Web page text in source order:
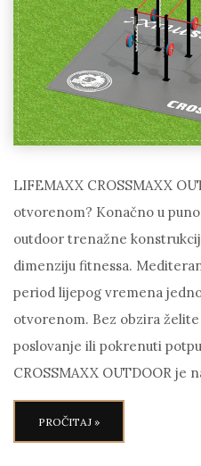
LIFEMAXX CROSSMAXX
otvorenom? Konačno u
outdoor trenažne
dimenziju fitnessa.
period lijepog vremena
otvorenom. Bez obzira
poslovanje ili pokrenuti
CROSSMAXX OUTDOOR je
PROČITAJ »